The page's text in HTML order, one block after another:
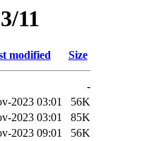
11
modified Size
-
2023 03:01
56K
2023 03:01
85K
2023 09:01
56K